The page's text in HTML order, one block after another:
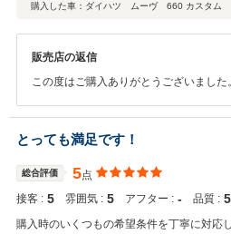
購入した車：ダイハツ ムーヴ 660 カスタム
販売店の返信
この度はご購入ありがとうございまし
い。
とっても満足です！
総合評価 5点
接客 : 5 雰囲気 : 5 アフター : ‐ 品質 : 5
購入時のいくつもの希望条件を丁寧に対応